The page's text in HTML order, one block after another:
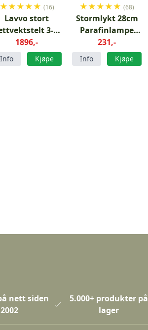
★★★★★ (16)
Lavvo stort
3-4
personer Grønt
1896,-
Info Kjøpe
★★★★★ (68)
Stormlykt 28cm
Parafinlampe
Grønn
231,-
Info Kjøpe
nett siden
2002
5.000+ produkter på
lager